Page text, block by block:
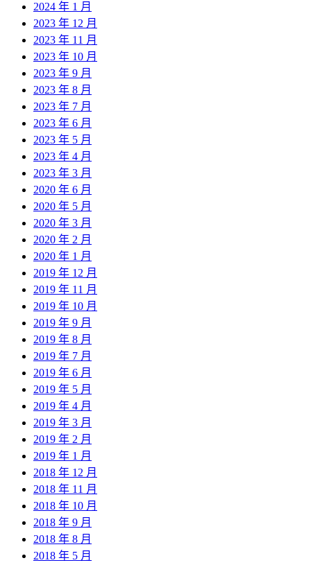
2024 年 1 月
2023 年 12 月
2023 年 11 月
2023 年 10 月
2023 年 9 月
2023 年 8 月
2023 年 7 月
2023 年 6 月
2023 年 5 月
2023 年 4 月
2023 年 3 月
2020 年 6 月
2020 年 5 月
2020 年 3 月
2020 年 2 月
2020 年 1 月
2019 年 12 月
2019 年 11 月
2019 年 10 月
2019 年 9 月
2019 年 8 月
2019 年 7 月
2019 年 6 月
2019 年 5 月
2019 年 4 月
2019 年 3 月
2019 年 2 月
2019 年 1 月
2018 年 12 月
2018 年 11 月
2018 年 10 月
2018 年 9 月
2018 年 8 月
2018 年 5 月